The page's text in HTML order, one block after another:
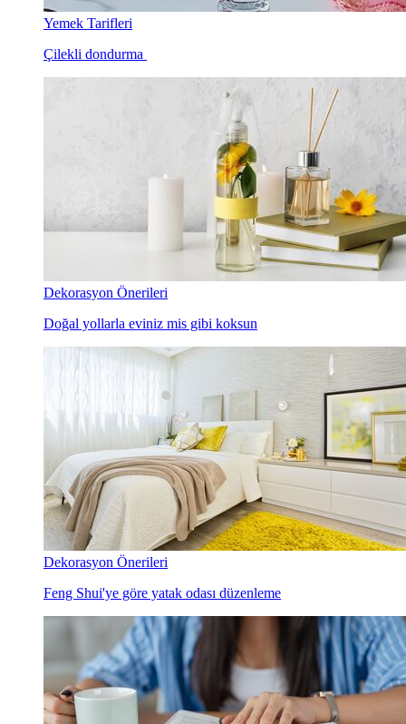
Yemek Tarifleri
Çilekli dondurma
Dekorasyon Önerileri
Doğal yollarla eviniz mis gibi koksun
Dekorasyon Önerileri
Feng Shui'ye göre yatak odası düzenleme